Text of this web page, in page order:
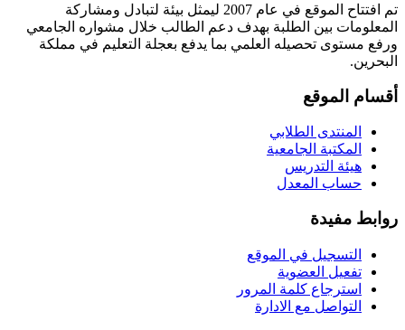
تم افتتاح الموقع في عام 2007 ليمثل بيئة لتبادل ومشاركة
المعلومات بين الطلبة بهدف دعم الطالب خلال مشواره الجامعي
ورفع مستوى تحصيله العلمي بما يدفع بعجلة التعليم في مملكة
البحرين.
أقسام الموقع
المنتدى الطلابي
المكتبة الجامعية
هيئة التدريس
حساب المعدل
روابط مفيدة
التسجيل في الموقع
تفعيل العضوية
استرجاع كلمة المرور
التواصل مع الادارة